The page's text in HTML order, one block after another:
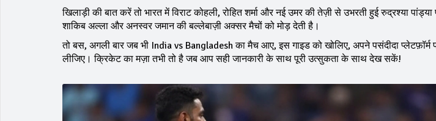
खिलाड़ी की बात करें तो भारत में विराट कोहली, रोहित शर्मा और नई उमर की तेज़ी से उभरती हुई रुद्रश्या
शाकिब अल्ला और अनस्वर जमान की बल्लेबाज़ी अक्सर मैचों को मोड़ देती है।
तो बस, अगली बार जब भी India vs Bangladesh का मैच आए, इस गाइड को खोलिए, अपने पसंदीदा प्लेटफ़ॉर्म
लीजिए। क्रिकेट का मज़ा तभी तो है जब आप सही जानकारी के साथ पूरी उत्सुकता के साथ देख सकें!